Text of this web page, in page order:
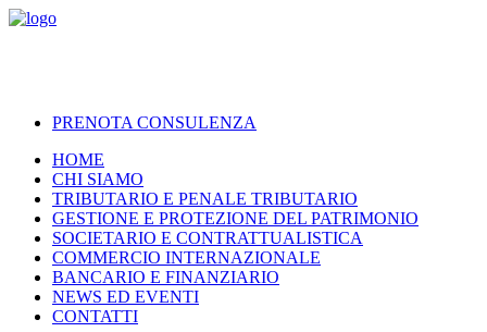
PRENOTA CONSULENZA
HOME
CHI SIAMO
TRIBUTARIO E PENALE TRIBUTARIO
GESTIONE E PROTEZIONE DEL PATRIMONIO
SOCIETARIO E CONTRATTUALISTICA
COMMERCIO INTERNAZIONALE
BANCARIO E FINANZIARIO
NEWS ED EVENTI
CONTATTI